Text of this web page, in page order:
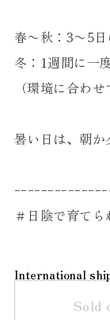
春〜秋：3〜5
冬：1週間に一
（環境に合わ
暑い日は、朝か
ｰｰｰｰｰｰｰｰｰｰｰｰｰ
＃日陰で育てら
International
Sold